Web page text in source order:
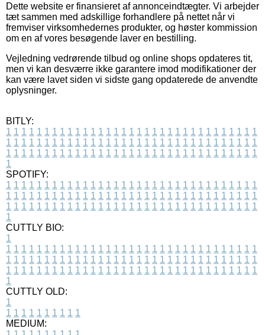
Dette website er finansieret af annonceindtægter. Vi arbejder
tæt sammen med adskillige forhandlere på nettet når vi
fremviser virksomhedernes produkter, og høster kommission
om en af vores besøgende laver en bestilling.
Vejledning vedrørende tilbud og online shops opdateres tit,
men vi kan desværre ikke garantere imod modifikationer der
kan være lavet siden vi sidste gang opdaterede de anvendte
oplysninger.
BITLY:
1 1 1 1 1 1 1 1 1 1 1 1 1 1 1 1 1 1 1 1 1 1 1 1 1 1 1 1 1 1 1 1 1
1 1 1 1 1 1 1 1 1 1 1 1 1 1 1 1 1 1 1 1 1 1 1 1 1 1 1 1 1 1 1 1 1
1 1 1 1 1 1 1 1 1 1 1 1 1 1 1 1 1 1 1 1 1 1 1 1 1 1 1 1 1 1 1 1 1
1
SPOTIFY:
1 1 1 1 1 1 1 1 1 1 1 1 1 1 1 1 1 1 1 1 1 1 1 1 1 1 1 1 1 1 1 1 1
1 1 1 1 1 1 1 1 1 1 1 1 1 1 1 1 1 1 1 1 1 1 1 1 1 1 1 1 1 1 1 1 1
1 1 1 1 1 1 1 1 1 1 1 1 1 1 1 1 1 1 1 1 1 1 1 1 1 1 1 1 1 1 1 1 1
1
CUTTLY BIO:
1
1 1 1 1 1 1 1 1 1 1 1 1 1 1 1 1 1 1 1 1 1 1 1 1 1 1 1 1 1 1 1 1 1
1 1 1 1 1 1 1 1 1 1 1 1 1 1 1 1 1 1 1 1 1 1 1 1 1 1 1 1 1 1 1 1 1
1 1 1 1 1 1 1 1 1 1 1 1 1 1 1 1 1 1 1 1 1 1 1 1 1 1 1 1 1 1 1 1 1
1
CUTTLY OLD:
1
1 1 1 1 1 1 1 1 1 1
MEDIUM: